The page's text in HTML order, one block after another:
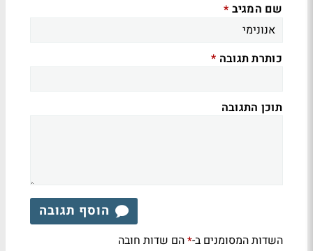
שם המגיב *
כותרת תגובה *
תוכן התגובה
הוסף תגובה
השדות המסומנים ב-*הם שדות חובה